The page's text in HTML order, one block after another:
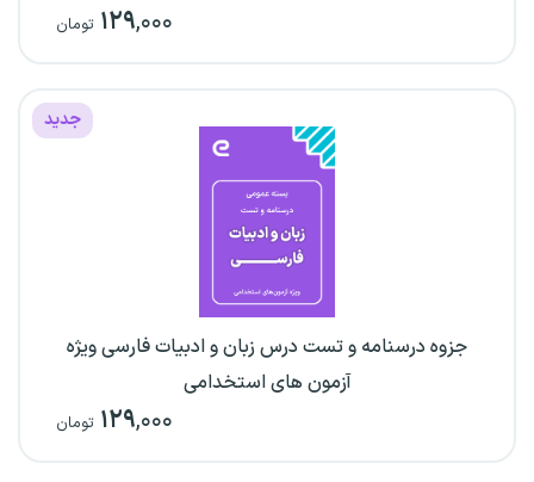
۱۲۹,۰۰۰ تومان
جدید
جزوه درسنامه و تست درس زبان و ادبیات فارسی ویژه
آزمون های استخدامی
۱۲۹,۰۰۰ تومان